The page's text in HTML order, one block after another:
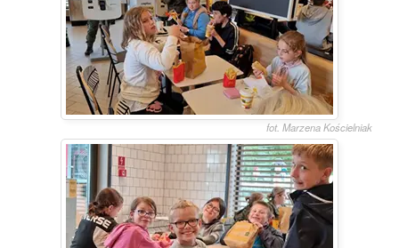
fot. Marzena Kościelniak